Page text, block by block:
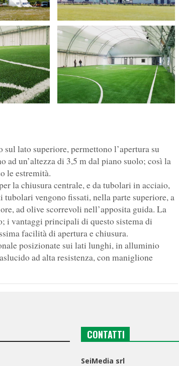
lato superiore, permettono l’apertura su
un’altezza di 3,5 m dal piano suolo; così la
le estremità.
la chiusura centrale, e da tubolari in acciaio,
vengono fissati, nella parte superiore, a
ad olive scorrevoli nell’apposita guida. La
i vantaggi principali di questo sistema di
facilità di apertura e chiusura.
posizionate sui lati lunghi, in alluminio
ad alta resistenza, con maniglione
CONTATTI
SeiMedia srl